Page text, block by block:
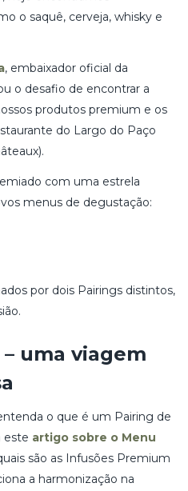
o saquê, cerveja, whisky e
, embaixador oficial da
o desafio de encontrar a
produtos premium e os
do Largo do Paço
com uma estrela
menus de degustação:
por dois Pairings distintos,
uma viagem
o que é um Pairing de
este artigo sobre o Menu
são as Infusões Premium
a harmonização na